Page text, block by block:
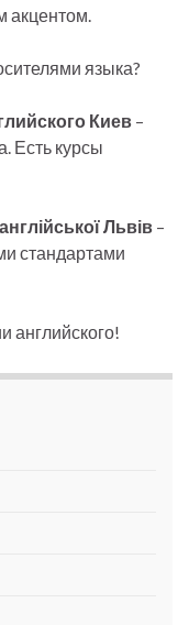
акцентом.
языка?
Киев –
Есть курсы
Львів –
стандартами
английского!